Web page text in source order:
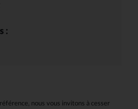
:
nous vous invitons à cesser